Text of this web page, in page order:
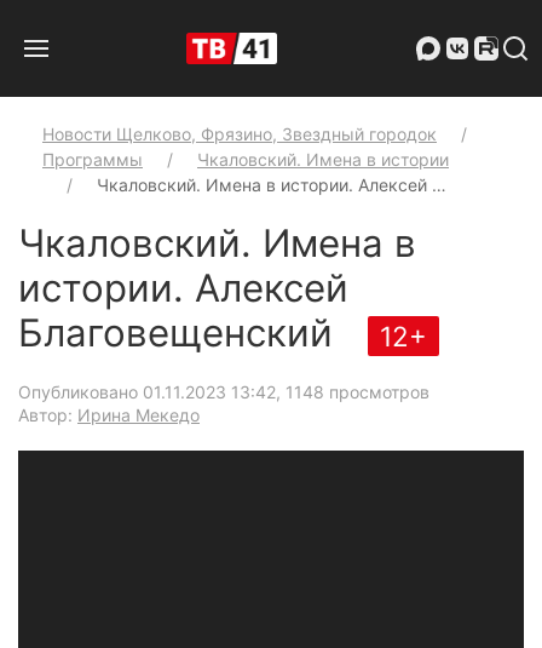
Новости Щелково, Фрязино, Звездный городок
Программы
Чкаловский. Имена в истории
Чкаловский. Имена в истории. Алексей …
Чкаловский. Имена в
истории. Алексей
Благовещенский
12+
Опубликовано 01.11.2023 13:42, 1148 просмотров
Автор: Ирина Мекедо